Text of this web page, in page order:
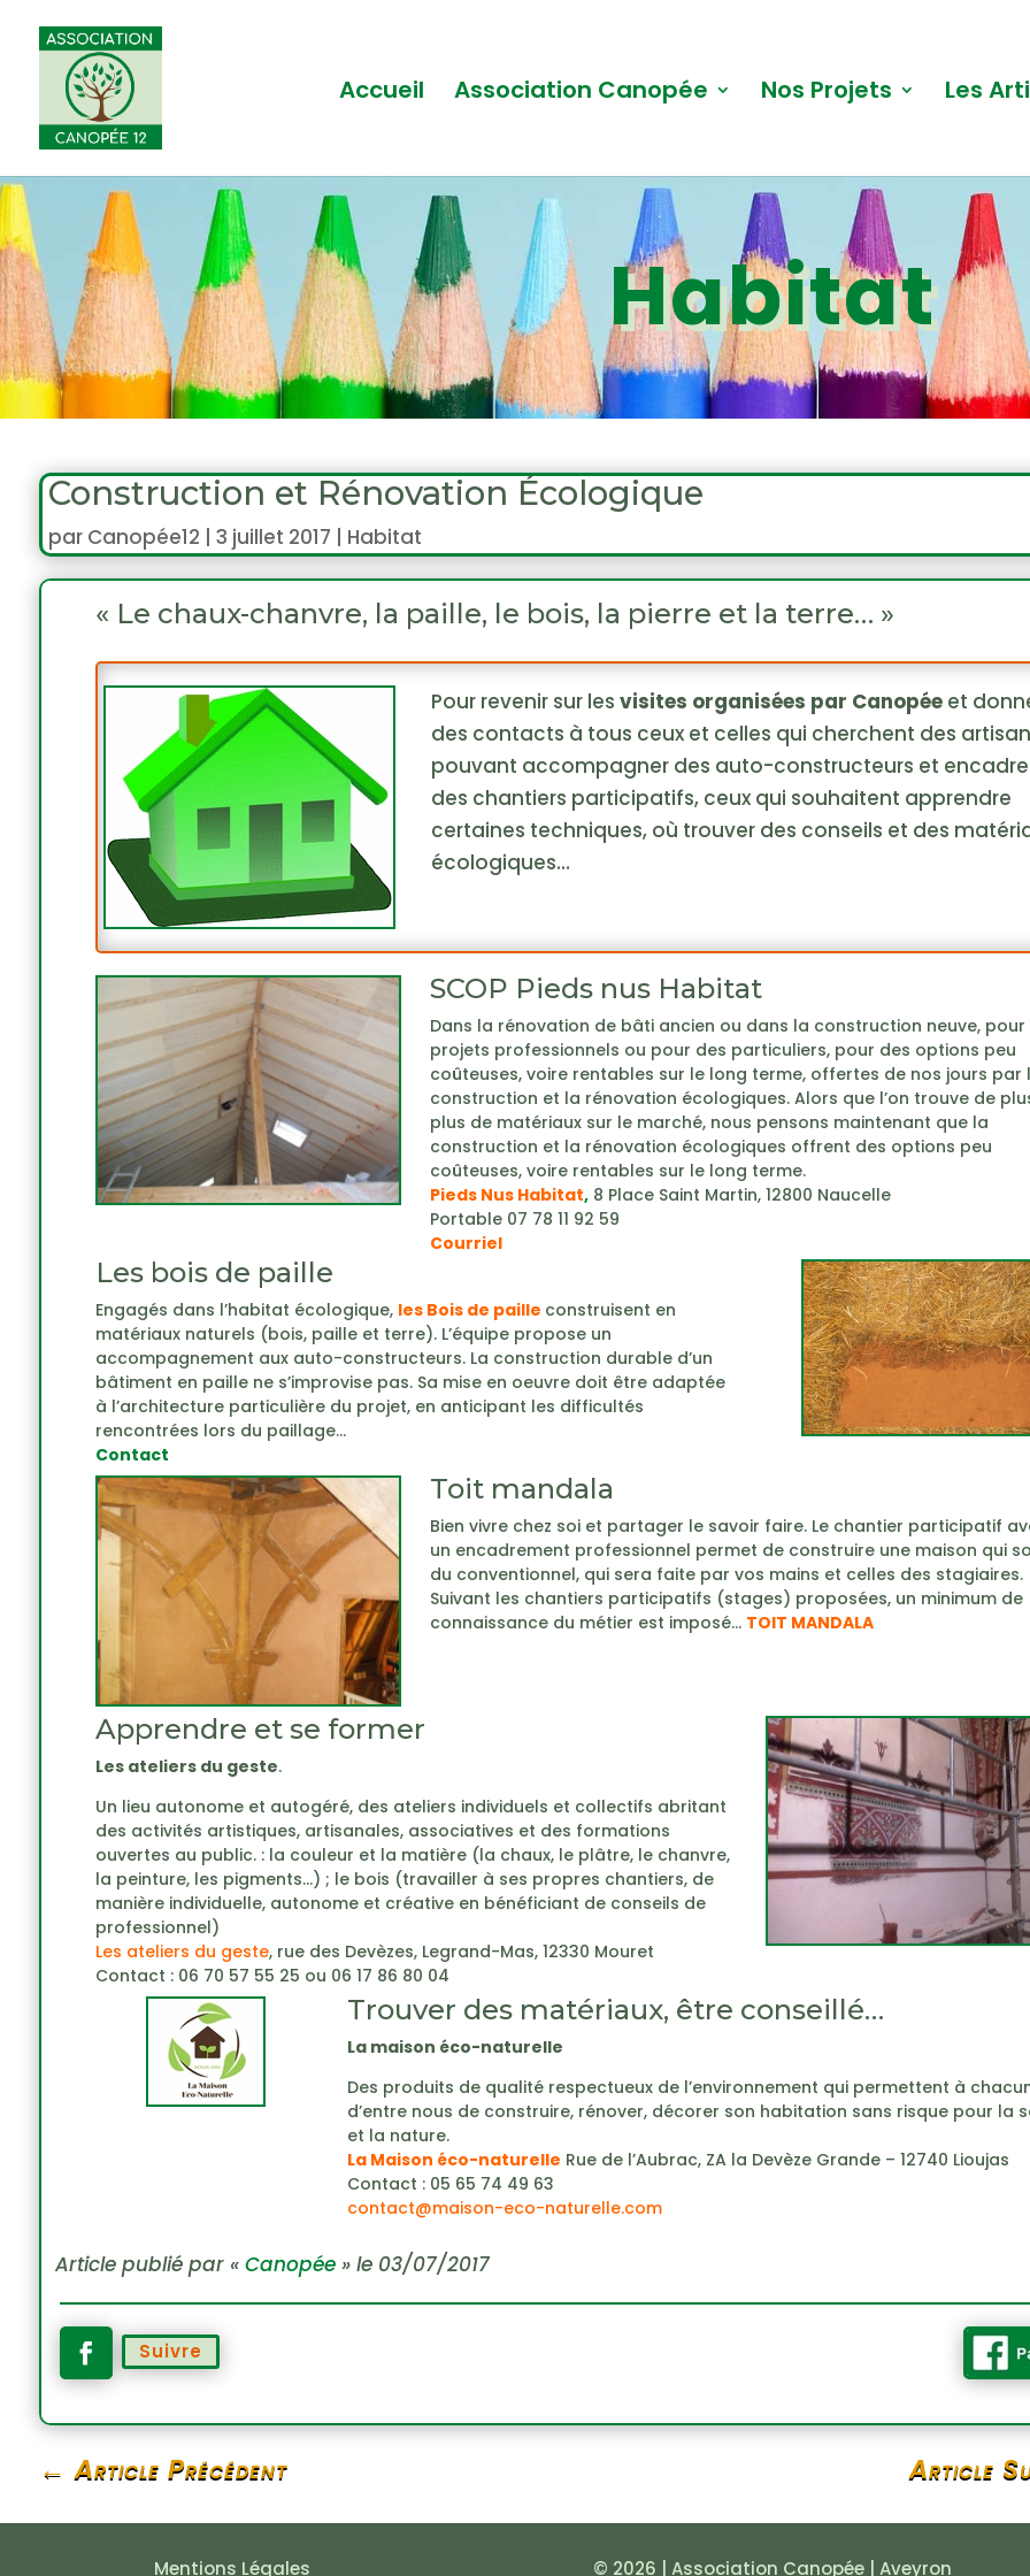
Accueil Association Canopée Nos Projets Les
Habitat
Construction et Rénovation Écologique
par Canopée12 | 3 juillet 2017 | Habitat
« Le chaux-chanvre, la paille, le bois, la pierre et la terre… »
Pour revenir sur lesvisites organisées par Canopée et
des contacts à tous ceux et celles qui cherchent des
pouvant accompagner des auto-constructeurs et
des chantiers participatifs, ceux qui souhaitent apprendre
certaines techniques, où trouver des conseils et des
écologiques…
SCOP Pieds nus Habitat
Dans la rénovation de bâti ancien ou dans la construction neuve, pour
projets professionnels ou pour des particuliers, pour des options peu
coûteuses, voire rentables sur le long terme, offertes de nos jours par
construction et la rénovation écologiques. Alors que l’on trouve de
plus de matériaux sur le marché, nous pensons maintenant que la
construction et la rénovation écologiques offrent des options peu
coûteuses, voire rentables sur le long terme.
Pieds Nus Habitat, 8 Place Saint Martin, 12800 Naucelle
Portable 07 78 11 92 59
Courriel
Les bois de paille
Engagés dans l’habitat écologique, les Bois de paille construisent en
matériaux naturels (bois, paille et terre). L’équipe propose un
accompagnement aux auto-constructeurs. La construction durable d’un
bâtiment en paille ne s’improvise pas. Sa mise en oeuvre doit être adaptée
à l’architecture particulière du projet, en anticipant les difficultés
rencontrées lors du paillage…
Contact
Toit mandala
Bien vivre chez soi et partager le savoir faire. Le chantier participatif
un encadrement professionnel permet de construire une maison qui
du conventionnel, qui sera faite par vos mains et celles des stagiaires.
Suivant les chantiers participatifs (stages) proposées, un minimum de
connaissance du métier est imposé… TOIT MANDALA
Apprendre et se former
Les ateliers du geste.
Un lieu autonome et autogéré, des ateliers individuels et collectifs abritant
des activités artistiques, artisanales, associatives et des formations
ouvertes au public. : la couleur et la matière (la chaux, le plâtre, le chanvre,
la peinture, les pigments…) ; le bois (travailler à ses propres chantiers, de
manière individuelle, autonome et créative en bénéficiant de conseils de
professionnel)
Les ateliers du geste, rue des Devèzes, Legrand-Mas, 12330 Mouret
Contact : 06 70 57 55 25 ou 06 17 86 80 04
Trouver des matériaux, être conseillé…
La maison éco-naturelle
Des produits de qualité respectueux de l’environnement qui permettent à
d’entre nous de construire, rénover, décorer son habitation sans risque pour la
et la nature.
La Maison éco-naturelle Rue de l’Aubrac, ZA la Devèze Grande – 12740 Lioujas
Contact : 05 65 74 49 63
contact@maison-eco-naturelle.com
Article publié par « Canopée» le 03/07/2017
Suivre
←Article Précédent Article
Mentions Légales © 2026 | Association Canopée | Aveyron